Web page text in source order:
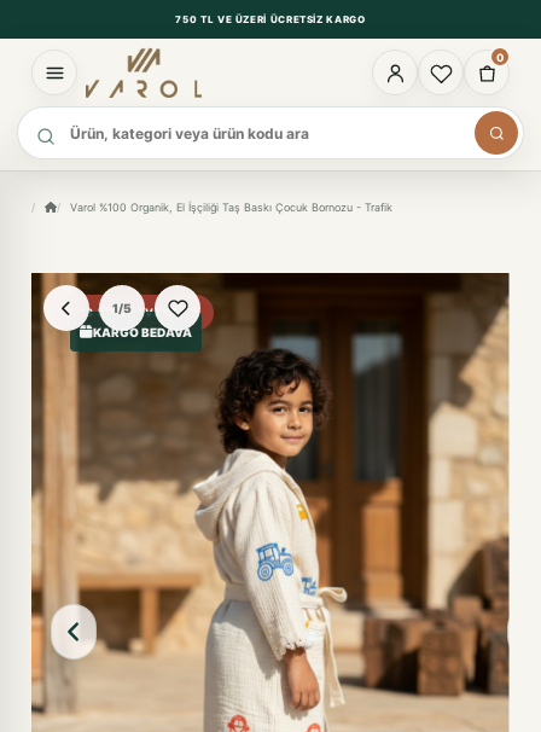
750 TL VE ÜZERI ÜCRETSIZ KARGO
0
Ürün ara
Varol %100 Organik, El İşçiliği Taş Baskı Çocuk Bornozu - Trafik
KARGO BEDAVA
1/5
%23 FIYAT AVANTAJI